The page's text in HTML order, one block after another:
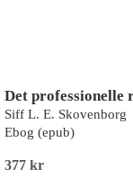
Siff L. E. Skovenborg
Ebog (epub)
377 kr